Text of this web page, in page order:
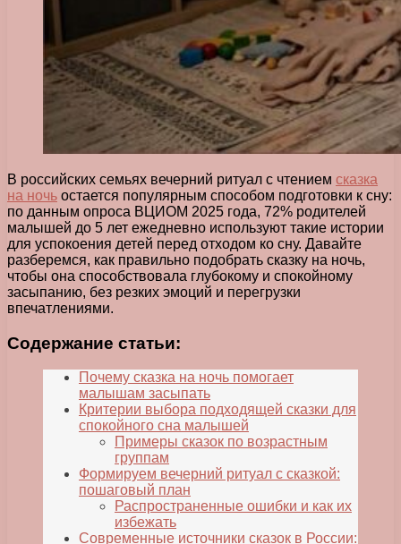
В российских семьях вечерний ритуал с чтением сказка
на ночь остается популярным способом подготовки к сну:
по данным опроса ВЦИОМ 2025 года, 72% родителей
малышей до 5 лет ежедневно используют такие истории
для успокоения детей перед отходом ко сну. Давайте
разберемся, как правильно подобрать сказку на ночь,
чтобы она способствовала глубокому и спокойному
засыпанию, без резких эмоций и перегрузки
впечатлениями.
Содержание статьи:
Почему сказка на ночь помогает
малышам засыпать
Критерии выбора подходящей сказки для
спокойного сна малышей
Примеры сказок по возрастным
группам
Формируем вечерний ритуал с сказкой:
пошаговый план
Распространенные ошибки и как их
избежать
Современные источники сказок в России: